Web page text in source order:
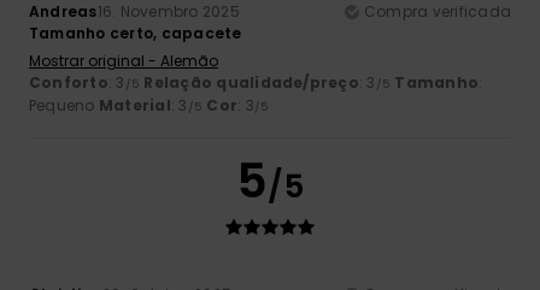
Andreas16. Novembro 2025
Compra verificada
Tamanho certo, capacete
Mostrar original - Alemão
Conforto: 3 /5 Relação qualidade/preço: 3 /5 Tamanho:
Pequeno Material: 3 /5 Cor: 3/5
5/5